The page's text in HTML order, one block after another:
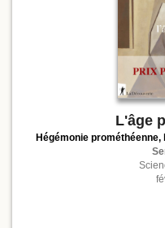
L'âge
Hégémonie